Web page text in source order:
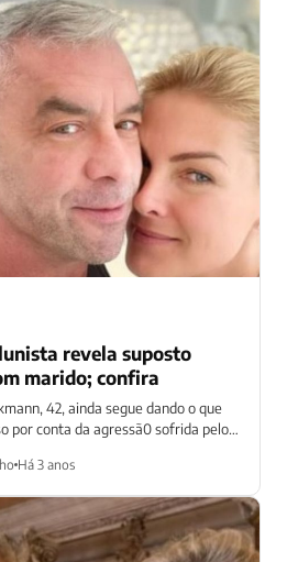
revela suposto
marido; confira
42, ainda segue dando o que
por conta da agressã0 sofrida pelo
Há 3 anos